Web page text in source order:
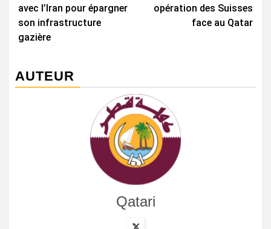
avec l’Iran pour épargner
son infrastructure
gazière
opération des Suisses
face au Qatar
AUTEUR
Qatari